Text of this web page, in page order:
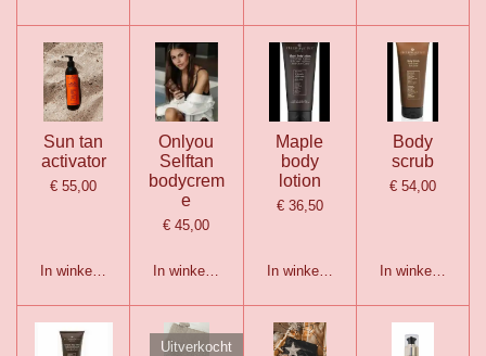
Sun tan
activator
€ 55,00
In winkelwagen
Onlyou
Selftan
bodycrem
e
€ 45,00
In winkelwagen
Maple
body
lotion
€ 36,50
In winkelwagen
Body
scrub
€ 54,00
In winkelwagen
Uitverkocht